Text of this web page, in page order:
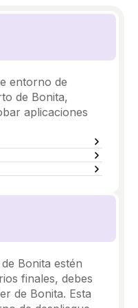
entorno de
de Bonita,
aplicaciones
Bonita estén
finales, debes
de Bonita. Esta